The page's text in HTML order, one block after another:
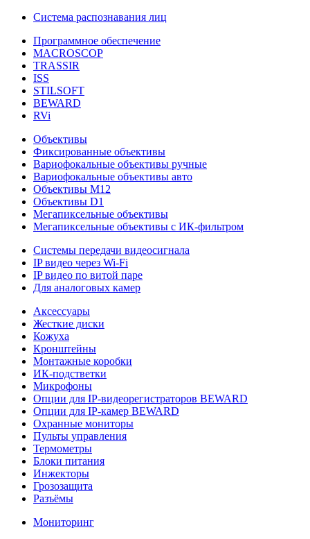
Система распознавания лиц
Программное обеспечение
MACROSCOP
TRASSIR
ISS
STILSOFT
BEWARD
RVi
Объективы
Фиксированные объективы
Вариофокальные объективы ручные
Вариофокальные объективы авто
Объективы М12
Объективы D1
Мегапиксельные объективы
Мегапиксельные объективы с ИК-фильтром
Системы передачи видеосигнала
IP видео через Wi-Fi
IP видео по витой паре
Для аналоговых камер
Аксессуары
Жесткие диски
Кожуха
Кронштейны
Монтажные коробки
ИК-подстветки
Микрофоны
Опции для IP-видеорегистраторов BEWARD
Опции для IP-камер BEWARD
Охранные мониторы
Пульты управления
Термометры
Блоки питания
Инжекторы
Грозозащита
Разъёмы
Мониторинг